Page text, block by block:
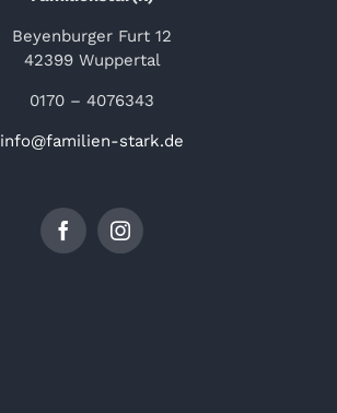
Beyenburger Furt 12
42399 Wuppertal
info@familien-stark.de